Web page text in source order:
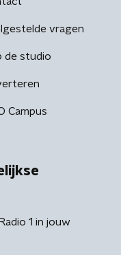
vragen
de studio
Campus
1 in jouw